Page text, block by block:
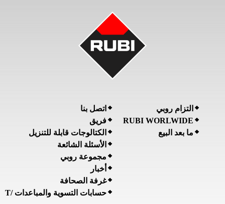
التزام روبي
RUBI WORLWIDE
ما بعد البيع
اتصل بنا
فريق
الكتالوجات قابلة للتنزيل
الأسئلة الشائعة
مجموعة روبي
أخبار
غرفة الصحافة
حسابات التسوية والمباعدات /T